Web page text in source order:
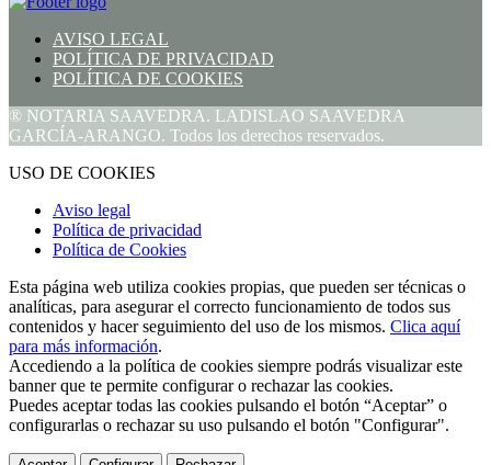
AVISO LEGAL
POLÍTICA DE PRIVACIDAD
POLÍTICA DE COOKIES
® NOTARIA SAAVEDRA. LADISLAO SAAVEDRA
GARCÍA-ARANGO. Todos los derechos reservados.
USO DE COOKIES
Aviso legal
Política de privacidad
Política de Cookies
Esta página web utiliza cookies propias, que pueden ser técnicas o
analíticas, para asegurar el correcto funcionamiento de todos sus
contenidos y hacer seguimiento del uso de los mismos. Clica aquí
para más información.
Accediendo a la política de cookies siempre podrás visualizar este
banner que te permite configurar o rechazar las cookies.
Puedes aceptar todas las cookies pulsando el botón “Aceptar” o
configurarlas o rechazar su uso pulsando el botón "Configurar".